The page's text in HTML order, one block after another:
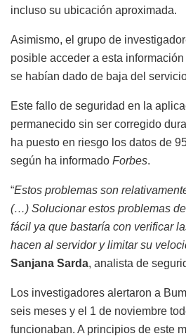
incluso su ubicación aproximada.
Asimismo, el grupo de
posible acceder a esta
se habían dado de baja del
Este fallo de seguridad en la
permanecido sin ser corregido
ha puesto en riesgo los datos de
según ha informado Forbes.
“Estos problemas son
(…) Solucionar estos problemas
fácil ya que bastaría con verificar
hacen al servidor y limitar su
Sanjana Sarda, analista de
Los investigadores alertaron a
seis meses y el 1 de noviembre
funcionaban. A principios de este